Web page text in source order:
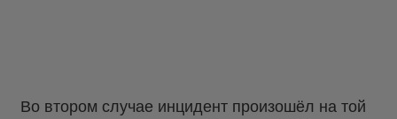
Во втором случае инцидент произошёл на той